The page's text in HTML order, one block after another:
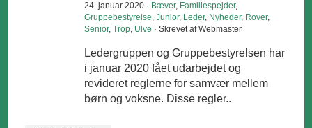
24. januar 2020 · Bæver, Familiespejder,
Gruppebestyrelse,Junior, Leder, Nyheder, Rover,
Senior,Trop, Ulve · Skrevet af Webmaster
Ledergruppen og Gruppebestyrelsen har
i januar 2020 fået udarbejdet og
revideret reglerne for samvær mellem
børn og voksne. Disse regler..